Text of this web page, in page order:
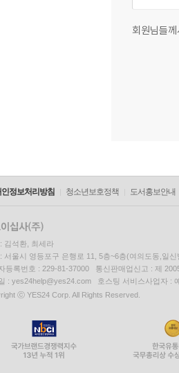
회원님들
정보처리방침 청소년보호정책 도서홍보안내
김석환, 최세라
서울시 영등포구 은행로 11, 5층~6층(여의도동,일신
등록번호 : 229-81-37000 통신판매업신고 : 제
: yes24help@yes24.com 호스팅 서비스사업자 :
ⓒ YES24 Corp. All Rights Reserved.